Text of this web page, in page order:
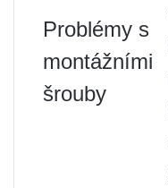
Problémy s
montážními
šrouby